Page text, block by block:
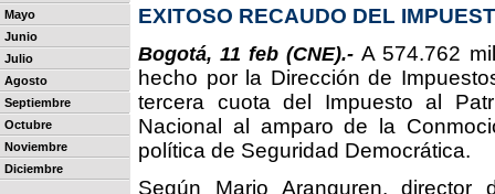
Mayo
Junio
Julio
Agosto
Septiembre
Octubre
Noviembre
Diciembre
EXITOSO RECAUDO DEL
Bogotá, 11 feb (CNE).-A 574.762
hecho por la Dirección de
tercera cuota del Impuesto al
Nacional al amparo de la
política de Seguridad Democrática.
Según Mario Aranguren,